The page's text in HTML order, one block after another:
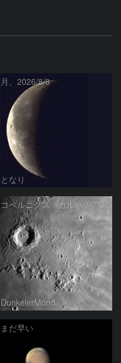
月、2026/8/8
となり
コペルニクス、カルパチア山脈付近
DunkelerMond
まだ早い